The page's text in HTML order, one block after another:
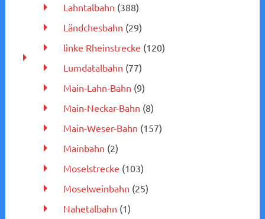
Lahntalbahn (388)
Ländchesbahn (29)
linke Rheinstrecke (120)
Lumdatalbahn (77)
Main-Lahn-Bahn (9)
Main-Neckar-Bahn (8)
Main-Weser-Bahn (157)
Mainbahn (2)
Moselstrecke (103)
Moselweinbahn (25)
Nahetalbahn (1)